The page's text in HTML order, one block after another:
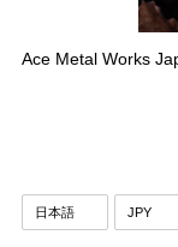
Ace Metal Works